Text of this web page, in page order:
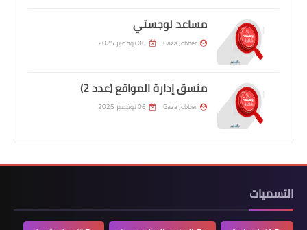
مساعد لوجستي
Gaza Jobber 06 نوفمبر 2025
منسق إدارة المواقع (عدد 2)
Gaza Jobber 06 نوفمبر 2025
التسميات